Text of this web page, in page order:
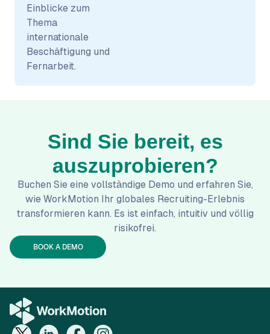
Einblicke zum
Thema
internationale
Beschäftigung und
Fernarbeit.
Sind Sie bereit, es
auszuprobieren?
Buchen Sie eine vollständige Demo und erfahren Sie,
wie WorkMotion Ihr globales Recruiting-Erlebnis
transformieren kann. Es ist einfach, intuitiv und völlig
risikofrei.
BOOK A DEMO